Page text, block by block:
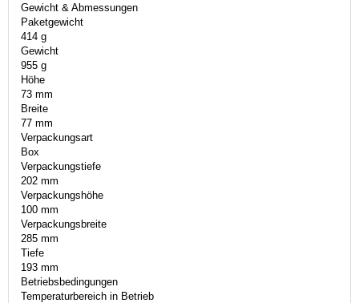
Gewicht & Abmessungen
Paketgewicht
414 g
Gewicht
955 g
Höhe
73 mm
Breite
77 mm
Verpackungsart
Box
Verpackungstiefe
202 mm
Verpackungshöhe
100 mm
Verpackungsbreite
285 mm
Tiefe
193 mm
Betriebsbedingungen
Temperaturbereich in Betrieb